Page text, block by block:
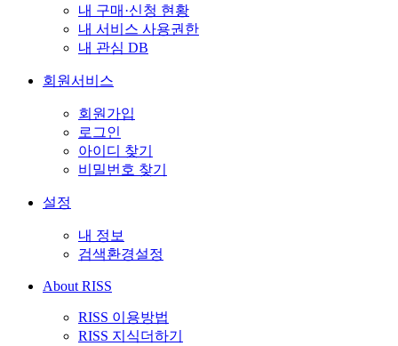
내 구매·신청 현황
내 서비스 사용권한
내 관심 DB
회원서비스
회원가입
로그인
아이디 찾기
비밀번호 찾기
설정
내 정보
검색환경설정
About RISS
RISS 이용방법
RISS 지식더하기